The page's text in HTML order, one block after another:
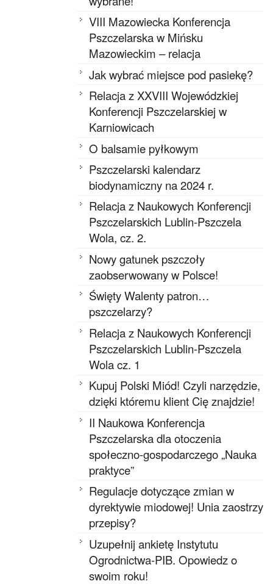
VIII Mazowiecka Konferencja
Pszczelarska w Mińsku
Mazowieckim – relacja
Jak wybrać miejsce pod pasiekę?
Relacja z XXVIII Wojewódzkiej
Konferencji Pszczelarskiej w
Karniowicach
O balsamie pyłkowym
Pszczelarski kalendarz
biodynamiczny na 2024 r.
Relacja z Naukowych Konferencji
Pszczelarskich Lublin-Pszczela
Wola, cz. 2.
Nowy gatunek pszczoły
zaobserwowany w Polsce!
Święty Walenty patron…
pszczelarzy?
Relacja z Naukowych Konferencji
Pszczelarskich Lublin-Pszczela
Wola cz. 1
Kupuj Polski Miód! Czyli narzędzie,
dzięki któremu klient Cię znajdzie!
II Naukowa Konferencja
Pszczelarska dla otoczenia
społeczno-gospodarczego „Nauka
praktyce”
Regulacje dotyczące zmian w
dyrektywie miodowej! Unia zaostrzy
przepisy?
Uzupełnij ankietę Instytutu
Ogrodnictwa-PIB. Opowiedz o
swoim roku!